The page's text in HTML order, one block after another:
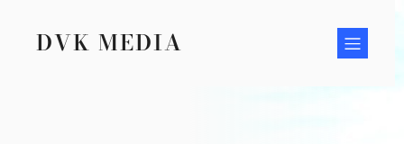
содержимому
DVK MEDIA